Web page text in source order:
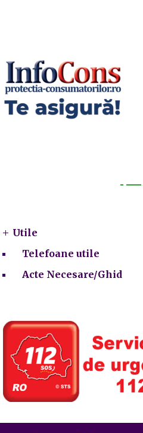
Utile
Telefoane utile
Acte Necesare/Ghid